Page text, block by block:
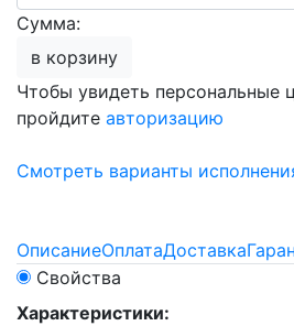
Сумма:
в корзину
Чтобы увидеть персональные
пройдите авторизацию
Смотреть варианты
ОписаниеОплатаДоставка
Свойства
Характеристики: